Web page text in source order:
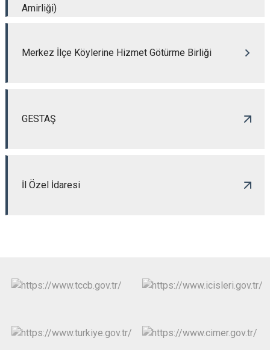
Amirliği)
Merkez İlçe Köylerine Hizmet Götürme Birliği
GESTAŞ
İl Özel İdaresi